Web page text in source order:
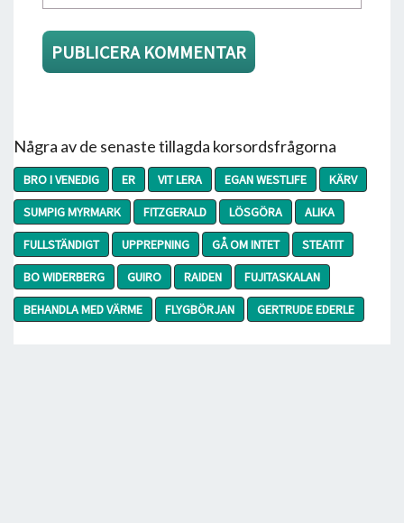
Några av de senaste tillagda korsordsfrågorna
BRO I VENEDIG ER VIT LERA EGAN WESTLIFE
KÄRV
SUMPIG MYRMARK
FITZGERALD LÖSGÖRA
ALIKA
FULLSTÄNDIGT
UPPREPNING GÅ OM INTET
STEATIT
BO WIDERBERG
GUIRO RAIDEN
FUJITASKALAN
BEHANDLA MED VÄRME
FLYGBÖRJAN GERTRUDE EDERLE